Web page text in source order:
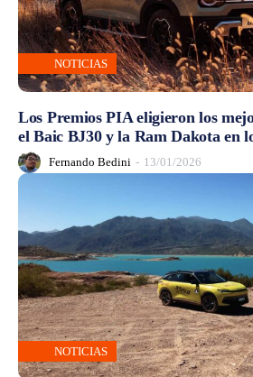
NOTICIAS
Los Premios PIA eligieron los
el Baic BJ30 y la Ram Dakota en
Fernando Bedini - 13/01/2026
NOTICIAS